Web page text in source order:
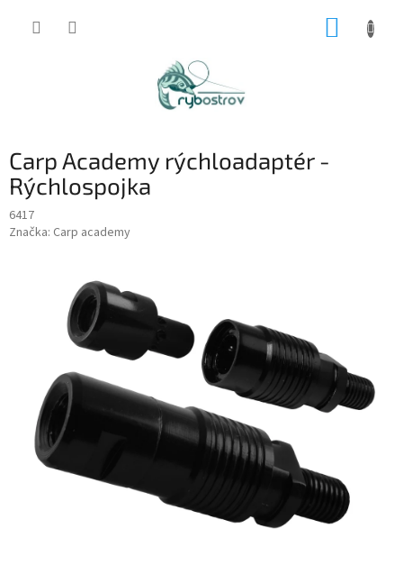
Carp Academy rýchloadaptér -
Rýchlospojka
6417
Značka: Carp academy